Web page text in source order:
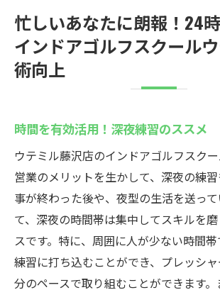
忙しいあなたに朗報！24
インドアゴルフスクール
術向上
時間を有効活用！深夜練習のススメ
ウテミル藤沢店のインドアゴルフスク
営業のメリットを生かして、深夜の練
事が終わった後や、夜型の生活を送っ
て、深夜の時間帯は集中してスキルを
スです。特に、周囲に人が少ない時間
練習に打ち込むことができ、プレッシ
分のペースで取り組むことができます